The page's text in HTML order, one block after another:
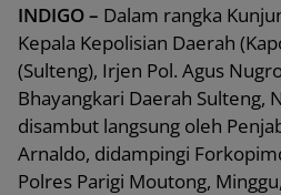
INDIGO – Dalam rangka
Kepala Kepolisian Daerah
(Sulteng), Irjen Pol. Agus
Bhayangkari Daerah Sulteng,
disambut langsung oleh
Arnaldo, didampingi
Polres Parigi Moutong,